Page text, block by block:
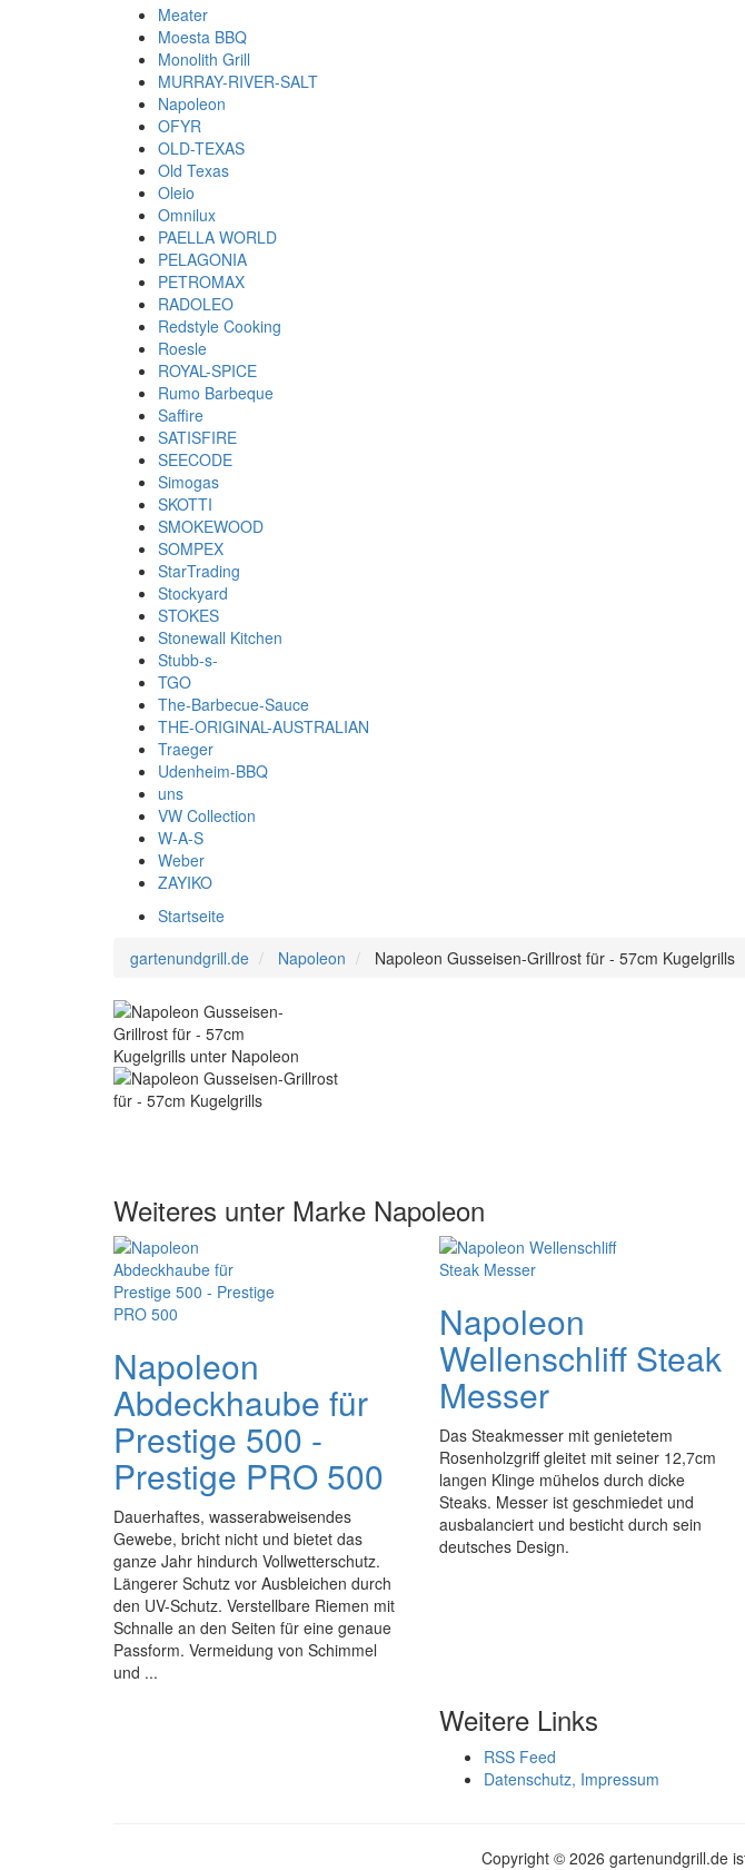
Meater
Moesta BBQ
Monolith Grill
MURRAY-RIVER-SALT
Napoleon
OFYR
OLD-TEXAS
Old Texas
Oleio
Omnilux
PAELLA WORLD
PELAGONIA
PETROMAX
RADOLEO
Redstyle Cooking
Roesle
ROYAL-SPICE
Rumo Barbeque
Saffire
SATISFIRE
SEECODE
Simogas
SKOTTI
SMOKEWOOD
SOMPEX
StarTrading
Stockyard
STOKES
Stonewall Kitchen
Stubb-s-
TGO
The-Barbecue-Sauce
THE-ORIGINAL-AUSTRALIAN
Traeger
Udenheim-BBQ
uns
VW Collection
W-A-S
Weber
ZAYIKO
Startseite
gartenundgrill.de
Napoleon Napoleon Gusseisen-Grillrost für - 57cm Kugelgrills
Weiteres unter Marke Napoleon
Napoleon
Abdeckhaube für
Prestige 500 -
Prestige PRO 500
Dauerhaftes, wasserabweisendes
Gewebe, bricht nicht und bietet das
ganze Jahr hindurch Vollwetterschutz.
Längerer Schutz vor Ausbleichen durch
den UV-Schutz. Verstellbare Riemen mit
Schnalle an den Seiten für eine genaue
Passform. Vermeidung von Schimmel
und ...
Napoleon
Wellenschliff Steak
Messer
Das Steakmesser mit genietetem
Rosenholzgriff gleitet mit seiner 12,7cm
langen Klinge mühelos durch dicke
Steaks. Messer ist geschmiedet und
ausbalanciert und besticht durch sein
deutsches Design.
Weitere Links
RSS Feed
Datenschutz, Impressum
Copyright © 2026 gartenundgrill.de